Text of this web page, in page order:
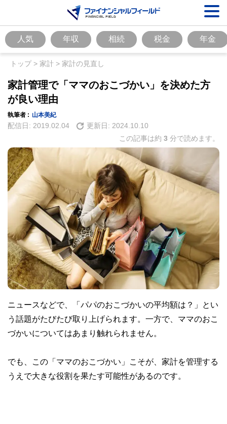
人気 年収 相続 税金 年金
トップ> 家計 > 家計の見直し
家計管理で「ママのおこづかい」を決めた方
が良い理由
執筆者 : 山本美紀
配信日: 2019.02.04 更新日: 2024.10.10
この記事は約 3 分で読めます。
ニュースなどで、「パパのおこづかいの平均額は？」とい
う話題がたびたび取り上げられます。一方で、ママのおこ
づかいについてはあまり触れられません。
でも、この「ママのおこづかい」こそが、家計を管理する
うえで大きな役割を果たす可能性があるのです。